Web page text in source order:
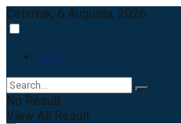
Četvrtak, 6 Augusta, 2026
Login
No Result
View All Result